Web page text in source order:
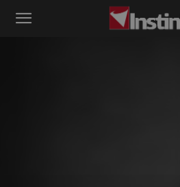
Instinkt